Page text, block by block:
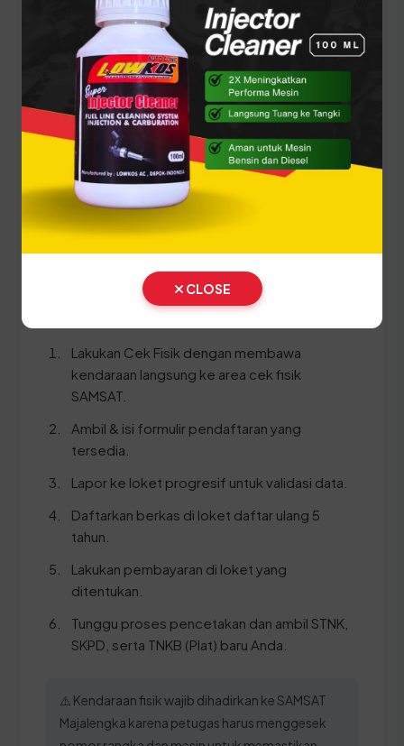
(Ganti Plat) di Jawa Barat
Setiap lima tahun, pemilik kendaraan wajib
melakukan pergantian pelat nomor dan cek fisik
kendaraan. Siapkan dokumen tambahan ini:
STNK asli
KTP asli
SKPD asli
BPKB asli & copy
Ikuti panduan langkah demi langkah berikut:
Lakukan Cek Fisik dengan membawa
kendaraan langsung ke area cek fisik
SAMSAT.
Ambil & isi formulir pendaftaran yang
tersedia.
Lapor ke loket progresif untuk validasi data.
Daftarkan berkas di loket daftar ulang 5
tahun.
Lakukan pembayaran di loket yang
ditentukan.
Tunggu proses pencetakan dan ambil STNK,
SKPD, serta TNKB (Plat) baru Anda.
⚠️ Kendaraan fisik wajib dihadirkan ke SAMSAT
Majalengka karena petugas harus menggesek
CLOSE